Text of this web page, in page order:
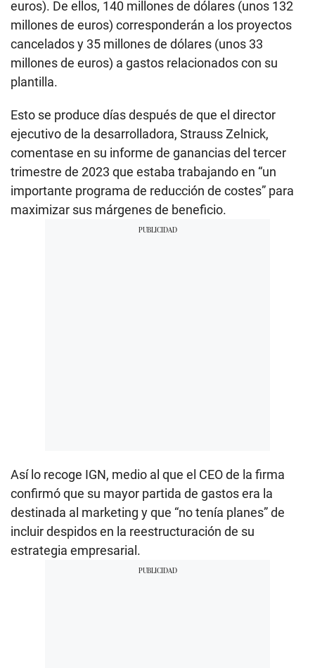
euros). De ellos, 140 millones de dólares (unos 132
millones de euros) corresponderán a los proyectos
cancelados y 35 millones de dólares (unos 33
millones de euros) a gastos relacionados con su
plantilla.
Esto se produce días después de que el director
ejecutivo de la desarrolladora, Strauss Zelnick,
comentase en su informe de ganancias del tercer
trimestre de 2023 que estaba trabajando en “un
importante programa de reducción de costes” para
maximizar sus márgenes de beneficio.
Así lo recoge IGN, medio al que el CEO de la firma
confirmó que su mayor partida de gastos era la
destinada al marketing y que “no tenía planes” de
incluir despidos en la reestructuración de su
estrategia empresarial.